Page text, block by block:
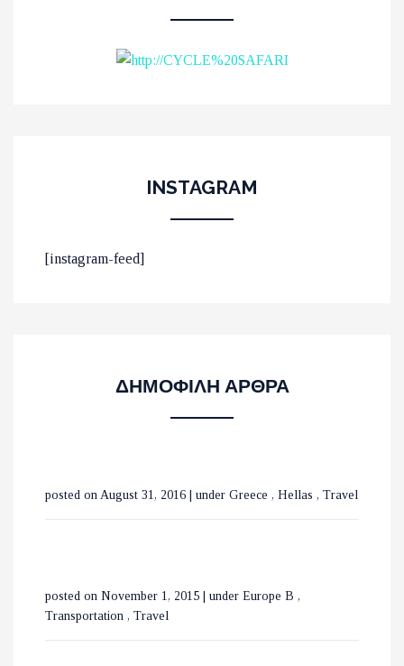
INSTAGRAM
[instagram-feed]
ΔΗΜΟΦΙΛΗ ΑΡΘΡΑ
ΟΙ 10 ΟΜΟΡΦΟΤΕΡΕΣ
posted on August 31, 2016 under Greece , Hellas , Travel
ΟΛΛΑΝΔΙΑ
posted on November 1, 2015 under Europe B ,
Transportation , Travel
ΒΟΥΚΟΥΡΕΣΤΙ ΣΕ 3 ΗΜΕΡΕΣ